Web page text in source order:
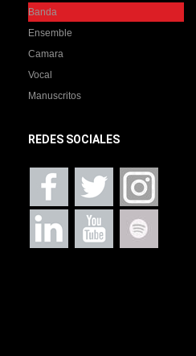
Banda
Ensemble
Camara
Vocal
Manuscritos
REDES SOCIALES